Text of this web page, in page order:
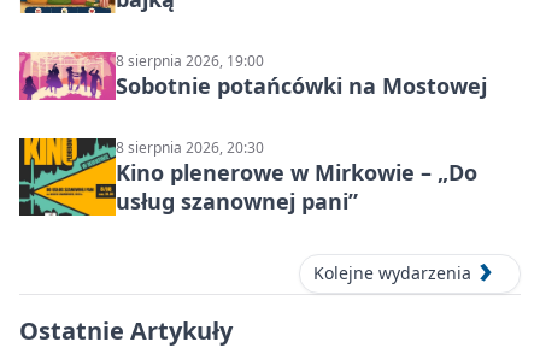
8 sierpnia 2026, 19:00
Sobotnie potańcówki na Mostowej
8 sierpnia 2026, 20:30
Kino plenerowe w Mirkowie – „Do
usług szanownej pani”
Kolejne wydarzenia
Ostatnie Artykuły